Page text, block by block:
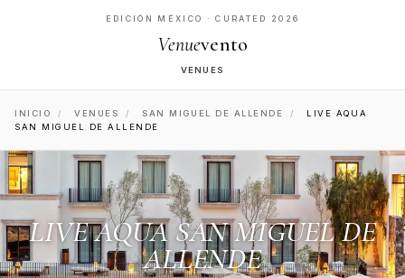
EDICIÓN MÉXICO · CURATED 2026
Venuevento
VENUES
INICIO / VENUES / SAN MIGUEL DE ALLENDE /
LIVE AQUA
SAN MIGUEL DE ALLENDE
LIVE AQUA SAN MIGUEL DE
ALLENDE